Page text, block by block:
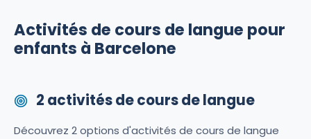
Activités de cours de langue pour
enfants à Barcelone
2 activités de cours de langue
Découvrez 2 options d'activités de cours de langue